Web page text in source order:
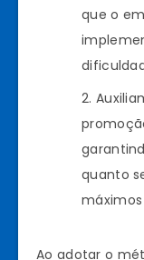
que o
quanto
Ao adotar o